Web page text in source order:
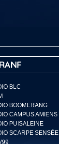
BLC
BOOMERANG
CAMPUS AMIENS
PUISALEINE
SCARPE SENSÉE